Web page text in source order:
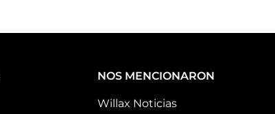
NOS MENCIONARON
Willax Noticias